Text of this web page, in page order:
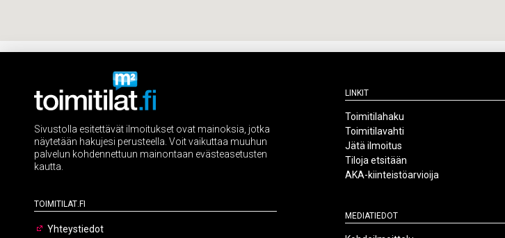
Sivustolla esitettävät ilmoitukset ovat mainoksia, jotka
näytetään hakujesi perusteella. Voit vaikuttaa muuhun
palvelun kohdennettuun mainontaan evästeasetusten
kautta.
Toimitilat.fi
Yhteystiedot
Linkit
Toimitilahaku
Toimitilavahti
Jätä ilmoitus
Tiloja etsitään
AKA-kiinteistöarvioija
Mediatiedot